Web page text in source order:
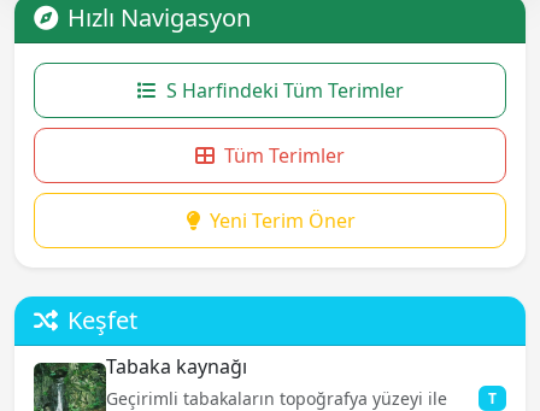
Hızlı Navigasyon
S Harfindeki Tüm Terimler
Tüm Terimler
Yeni Terim Öner
Keşfet
Tabaka kaynağı
Geçirimli tabakaların topoğrafya yüzeyi ile
T